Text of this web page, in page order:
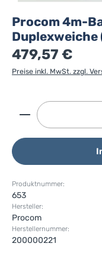
Procom 4m-
Duplexweiche
479,57 €
Preise inkl. MwSt. zzgl.
Produkt Anzahl:
Produktnummer:
653
Hersteller:
Procom
Herstellernummer:
200000221